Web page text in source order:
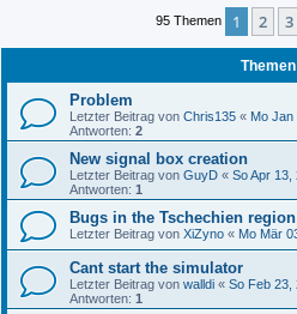
95 Themen 1 2 3
Themen
Problem
Letzter Beitrag von Chris135 « Mo Jan
Antworten: 2
New signal box creation
Letzter Beitrag von GuyD « So Apr 13,
Antworten: 1
Bugs in the Tschechien
Letzter Beitrag von XiZyno « Mo Mär
Cant start the simulator
Letzter Beitrag von walldi « So Feb 23,
Antworten: 1